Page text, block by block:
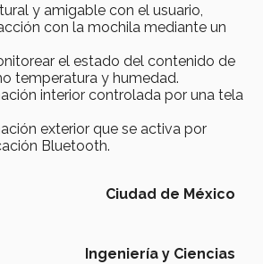
y amigable con el usuario,
con la mochila mediante un
el estado del contenido de
temperatura y humedad.
interior controlada por una tela
exterior que se activa por
Bluetooth.
Ciudad de México
Ingeniería y Ciencias